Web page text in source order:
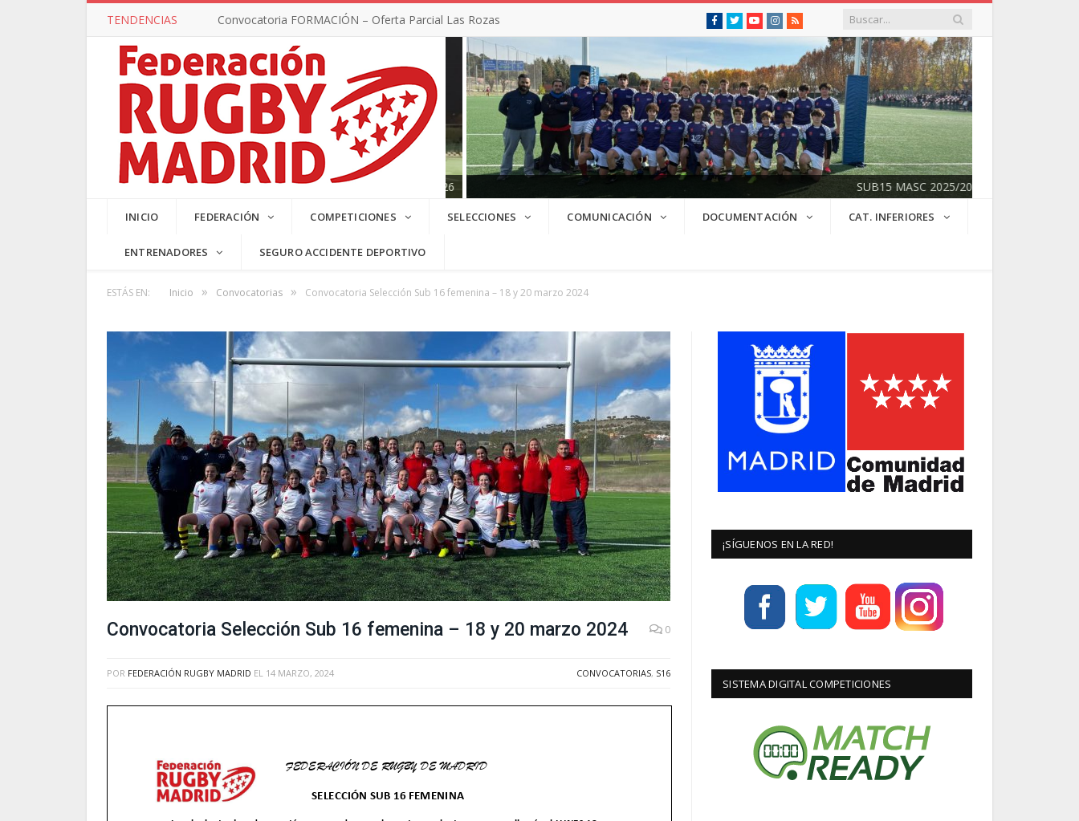
TENDENCIAS Convocatoria FORMACIÓN – Oferta Parcial Las Rozas Facebook
Twitter YoutubeInstagram
RSS
SUB17 MASC 2025/2026 SUB15 MASC 2025/2026
INICIO FEDERACIÓN COMPETICIONES SELECCIONES COMUNICACIÓN DOCUMENTACIÓN CAT. INFERIORES
ENTRENADORES SEGURO ACCIDENTE DEPORTIVO
ESTÁS EN: Inicio » Convocatorias » Convocatoria Selección Sub 16 femenina – 18 y 20 marzo 2024
Convocatoria Selección Sub 16 femenina – 18 y 20 marzo 2024 0
POR FEDERACIÓN RUGBY MADRID EL 14 MARZO, 2024 CONVOCATORIAS, S16
¡SÍGUENOS EN LA RED!
SISTEMA DIGITAL COMPETICIONES